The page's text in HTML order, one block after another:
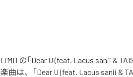
LiMITの「Dear U (feat. Lacus sanii &
楽曲は、「Dear U (feat. Lacus sanii &